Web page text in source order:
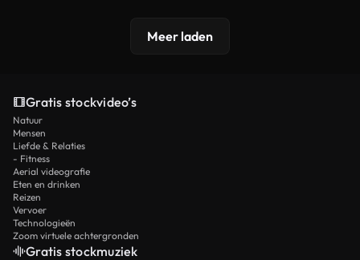
Meer laden
Gratis stockvideo’s
Natuur
Mensen
Liefde & Relaties
- Fitness
Aerial videografie
Eten en drinken
Reizen
Vervoer
Technologieën
Zoom virtuele achtergronden
Gratis stockmuziek